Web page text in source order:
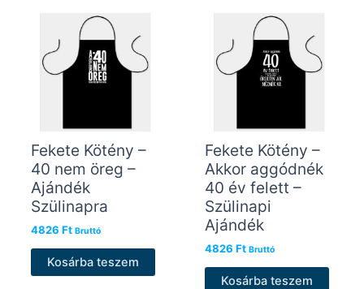
Fekete Kötény –
40 nem öreg –
Ajándék
Szülinapra
4826 Ft Bruttó
Kosárba teszem
Fekete Kötény –
Akkor aggódnék
40 év felett –
Szülinapi
Ajándék
4826 Ft Bruttó
Kosárba teszem